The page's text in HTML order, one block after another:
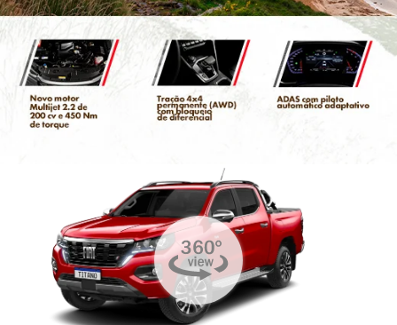
VISUALIZE O
VEÍCULO EM
360°